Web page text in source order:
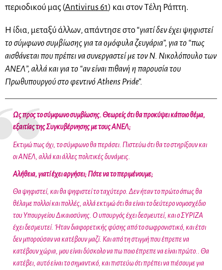
περιοδικού μας (Antivirus 61) και στον Τέλη Ράπτη.
Η ίδια, μεταξύ άλλων, απάντησε στο “γιατί δεν έχει ψηφιστεί
το σύμφωνο συμβίωσης για τα ομόφυλα ζευγάρια”, για το “πως
αισθάνεται που πρέπει να συνεργαστεί με τον Ν. Νικολόπουλο των
ΑΝΕΛ”, αλλά και για το “αν είναι πιθανή η παρουσία του
Πρωθυπουργού στο φεντινό Athens Pride”.
Ως προς το σύμφωνο συμβίωσης. Θεωρείς ότι θα προκύψει κάποιο θέμα,
εξαιτίας της Συγκυβέρνησης με τους ΑΝΕΛ;
Εκτιμώ πως όχι, το σύμφωνο θα περάσει. Πιστεύω ότι θα το στηρίξουν και
οι ΑΝΕΛ, αλλά και άλλες πολιτικές δυνάμεις.
Αλήθεια, γιατί έχει αργήσει; Πότε να το περιμένουμε;
Θα ψηφιστεί, και θα ψηφιστεί το ταχύτερο. Δεν ήταν το πρώτο όπως θα
θέλαμε πολλοί και πολλές, αλλά εκτιμώ ότι θα είναι το δεύτερο νομοσχέδιο
του Υπουργείου Δικαιοσύνης. Ο υπουργός έχει δεσμευτεί, και ο ΣΥΡΙΖΑ
έχει δεσμευτεί. Ήταν διαφορετικής φύσης από το σωφρονιστικό, και έτσι
δεν μπορούσαν να κατέβουν μαζί. Και από τη στιγμή που έπρεπε να
κατέβουν χώρια, μου είναι δύσκολο να πω ποιο έπρεπε να είναι πρώτο.. Θα
κατέβει, αυτό είναι το σημαντικό, και πιστεύω ότι πρέπει να πιέσουμε για